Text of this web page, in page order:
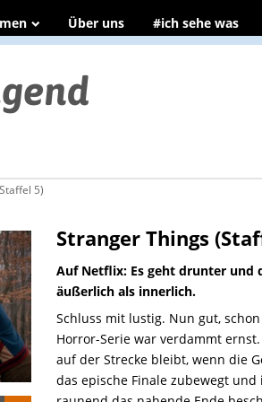
Über uns #ich sehe was
5)
Stranger Things
Auf Netflix: Es geht drunter und
äußerlich als innerlich.
Schluss mit lustig. Nun gut, schon
Horror-Serie war verdammt
auf der Strecke bleibt, wenn die
das epische Finale zubewegt